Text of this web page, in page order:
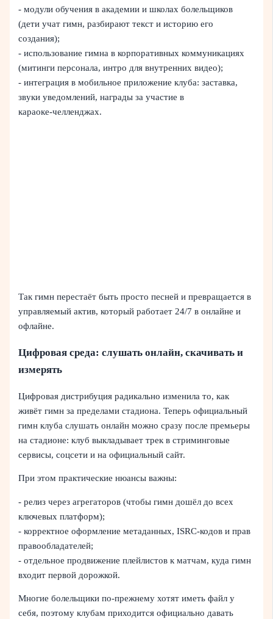
- модули обучения в академии и школах болельщиков
(дети учат гимн, разбирают текст и историю его
создания);
- использование гимна в корпоративных коммуникациях
(митинги персонала, интро для внутренних видео);
- интеграция в мобильное приложение клуба: заставка,
звуки уведомлений, награды за участие в
караоке‑челленджах.
Так гимн перестаёт быть просто песней и превращается в
управляемый актив, который работает 24/7 в онлайне и
офлайне.
Цифровая среда: слушать онлайн, скачивать и
измерять
Цифровая дистрибуция радикально изменила то, как
живёт гимн за пределами стадиона. Теперь официальный
гимн клуба слушать онлайн можно сразу после премьеры
на стадионе: клуб выкладывает трек в стриминговые
сервисы, соцсети и на официальный сайт.
При этом практические нюансы важны:
- релиз через агрегаторов (чтобы гимн дошёл до всех
ключевых платформ);
- корректное оформление метаданных, ISRC‑кодов и прав
правообладателей;
- отдельное продвижение плейлистов к матчам, куда гимн
входит первой дорожкой.
Многие болельщики по‑прежнему хотят иметь файл у
себя, поэтому клубам приходится официально давать